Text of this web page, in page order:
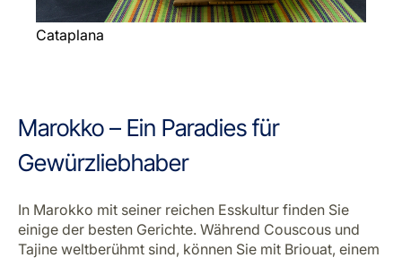
Cataplana
Marokko – Ein Paradies für
Gewürzliebhaber
In Marokko mit seiner reichen Esskultur finden Sie
einige der besten Gerichte. Während Couscous und
Tajine weltberühmt sind, können Sie mit Briouat, einem